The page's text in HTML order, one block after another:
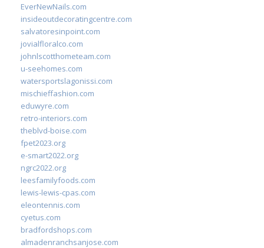
EverNewNails.com
insideoutdecoratingcentre.com
salvatoresinpoint.com
jovialfloralco.com
johnlscotthometeam.com
u-seehomes.com
watersportslagonissi.com
mischieffashion.com
eduwyre.com
retro-interiors.com
theblvd-boise.com
fpet2023.org
e-smart2022.org
ngrc2022.org
leesfamilyfoods.com
lewis-lewis-cpas.com
eleontennis.com
cyetus.com
bradfordshops.com
almadenranchsanjose.com